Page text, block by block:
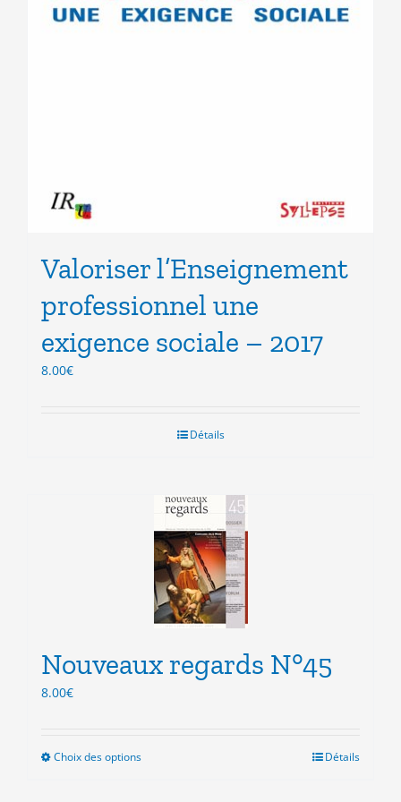
Valoriser l’Enseignement
professionnel une
exigence sociale – 2017
8.00€
Détails
Nouveaux regards N°45
8.00€
Choix des optionsCe
Détails